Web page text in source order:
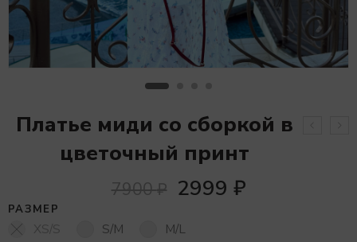
Платье миди со сборкой в
цветочный принт
7900₽ 2999 ₽
РАЗМЕР
S/M M/L